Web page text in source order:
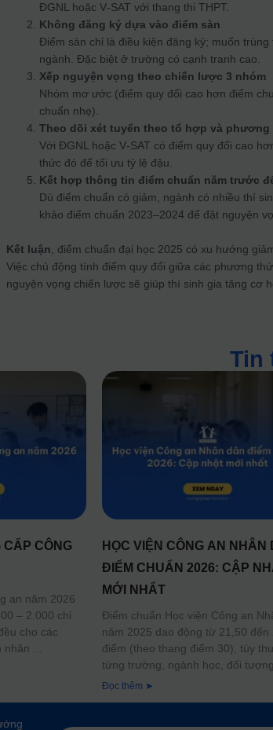
ĐGNL hoặc V‑SAT với thang thi THPT.
Không đăng ký dựa vào điểm sàn
Điểm sàn chỉ là điều kiện đăng ký; muốn
ngành. Đặc biệt ở trường có cạnh tranh cao.
Xếp nguyện vọng theo chiến lược 3 nhóm
Nhóm mơ ước (điểm quy đổi cao hơn điểm
chuẩn nhẹ).
Theo dõi xét tuyển theo tổ hợp và
Với ĐGNL hoặc V‑SAT có điểm quy đổi cao
thức đó để tối ưu tỷ lệ đậu.
Kết hợp thông tin điểm chuẩn năm trước
Dù điểm chuẩn có giảm, ngành có nhiều thí
khảo điểm chuẩn 2023–2024 để đặt nguyện
Kết luận, điểm chuẩn đại học 2025 có xu hướng
Việc chủ động tính điểm quy đổi giữa các phương
nguyện vọng chiến lược sẽ giúp thí sinh gia tăng cơ
Tin
CẤP CÔNG
an năm 2026
– 2.000 chỉ
cho các
nhân
HỌC VIỆN CÔNG AN NHÂN
ĐIỂM CHUẨN 2026: CẬP
MỚI NHẤT
Điểm chuẩn Học viện Công an
năm 2025 dao động từ 21,50 đến
điểm (theo thang điểm 30), tùy
từng trường, ngành học, đối tượng
Đọc thêm ➤